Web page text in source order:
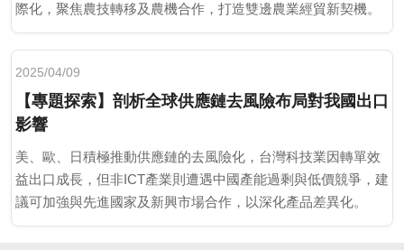
際化，聚焦農技轉移及農機合作，打造雙邊農業經貿新契機。
2025/04/09
【專題探索】剖析全球供應鏈去風險布局對我國出口
影響
美、歐、日積極推動供應鏈的去風險化，台灣科技業因轉單效
益出口成長，但非ICT產業則遭遇中國產能過剩與低價競爭，建
議可加強與先進國家及新興市場合作，以深化產品差異化。